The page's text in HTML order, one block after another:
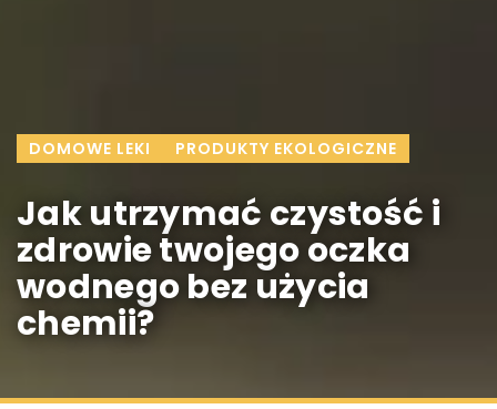
DOMOWE LEKI PRODUKTY EKOLOGICZNE
Jak utrzymać czystość i
zdrowie twojego oczka
wodnego bez użycia
chemii?